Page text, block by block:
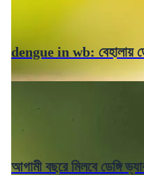
dengue in wb: বেহালায়
আগামী বছরে মিলবে ডেঙ্গি